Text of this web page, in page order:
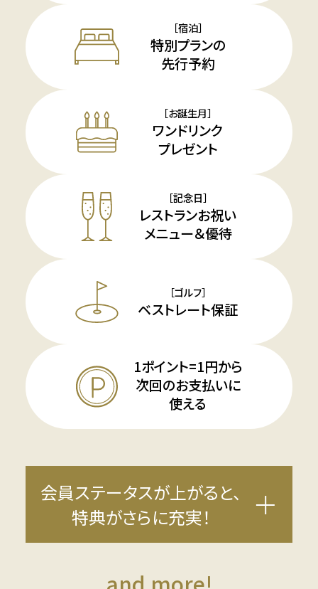
［宿泊］
特別プランの
先行予約
［お誕生月］
ワンドリンク
プレゼント
［記念日］
レストランお祝い
メニュー＆優待
［ゴルフ］
ベストレート保証
1ポイント=1円から
次回のお支払いに
使える
会員ステータスが上がると、
特典がさらに充実！